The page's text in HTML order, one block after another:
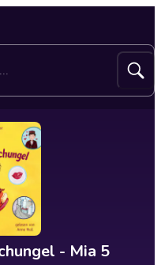
- Mia 5